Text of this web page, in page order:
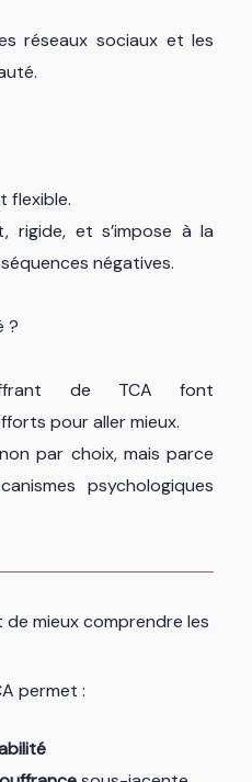
réseaux sociaux et les
flexible.
rigide, et s’impose à la
négatives.
?
de TCA font
pour aller mieux.
par choix, mais parce
psychologiques
mieux comprendre les
permet :